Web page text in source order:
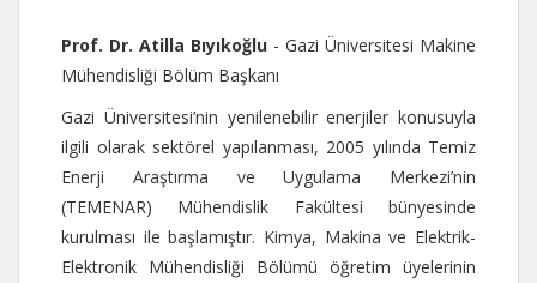
Prof. Dr. Atilla Bıyıkoğlu - Gazi Üniversitesi Makine
Mühendisliği Bölüm Başkanı
Gazi Üniversitesi’nin yenilenebilir enerjiler konusuyla
ilgili olarak sektörel yapılanması, 2005 yılında Temiz
Enerji Araştırma ve Uygulama Merkezi’nin
(TEMENAR) Mühendislik Fakültesi bünyesinde
kurulması ile başlamıştır. Kimya, Makina ve Elektrik-
Elektronik Mühendisliği Bölümü öğretim üyelerinin